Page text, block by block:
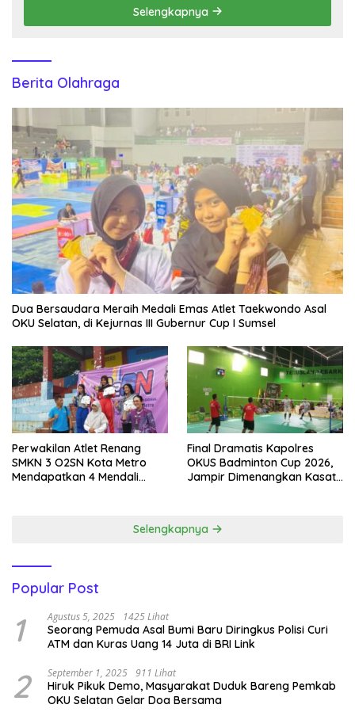
Selengkapnya
Berita Olahraga
Dua Bersaudara Meraih Medali Emas Atlet Taekwondo Asal
OKU Selatan, di Kejurnas III Gubernur Cup I Sumsel
Perwakilan Atlet Renang
SMKN 3 O2SN Kota Metro
Mendapatkan 4 Mendali
Final Dramatis Kapolres
OKUS Badminton Cup 2026,
Jampir Dimenangkan Kasat
Selengkapnya
Popular Post
1 Agustus 5, 2025 1425 Lihat
Seorang Pemuda Asal Bumi Baru Diringkus Polisi Curi
ATM dan Kuras Uang 14 Juta di BRI Link
2 September 1, 2025 911 Lihat
Hiruk Pikuk Demo, Masyarakat Duduk Bareng Pemkab
OKU Selatan Gelar Doa Bersama